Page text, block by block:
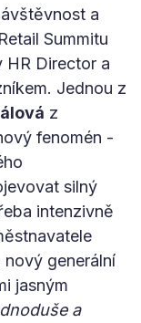
a
Summitu
Director a
Jednou z
z
fenomén -
silný
intenzivně
nový generální
jasným
a